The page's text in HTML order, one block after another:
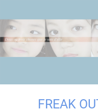
content
FREAK